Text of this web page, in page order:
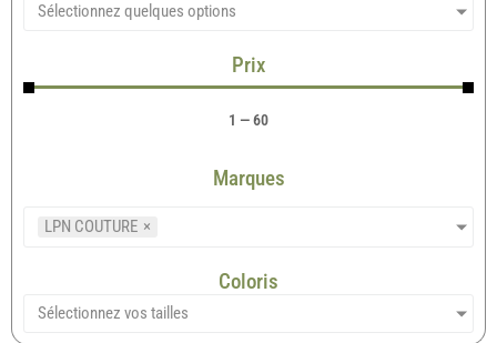
Sélectionnez quelques options
Prix
1 —60
Marques
LPN COUTURE ×
Coloris
Sélectionnez vos tailles